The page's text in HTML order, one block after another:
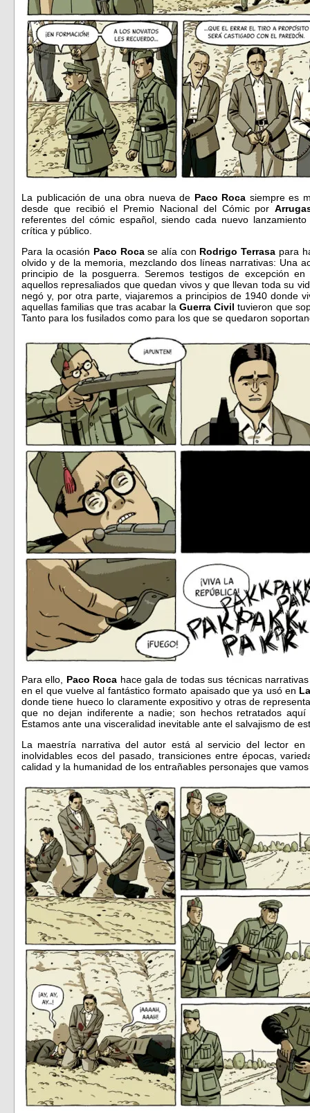
La publicación de una obra nueva de Paco Roca siempre es
desde que recibió el Premio Nacional del Cómic por
referentes del cómic español, siendo cada nuevo
crítica y público.
Para la ocasión Paco Rocase alía con Rodrigo Terrasa para
olvido y de la memoria, mezclando dos líneas narrativas: Una
principio de la posguerra. Seremos testigos de excepción
aquellos represaliados que quedan vivos y que llevan toda su
negó y, por otra parte, viajaremos a principios de 1940 donde
aquellas familias que tras acabar laGuerra Civil tuvieron que
Tanto para los fusilados como para los que se quedaron
Para ello, Paco Roca hace gala de todas sus técnicas
en el que vuelve al fantástico formato apaisado que ya usó en
donde tiene hueco lo claramente expositivo y otras de
que no dejan indiferente a nadie; son hechos retratados
Estamos ante una visceralidad inevitable ante el salvajismo de
La maestría narrativa del autor está al servicio del lector
inolvidables ecos del pasado, transiciones entre épocas,
calidad y la humanidad de los entrañables personajes que